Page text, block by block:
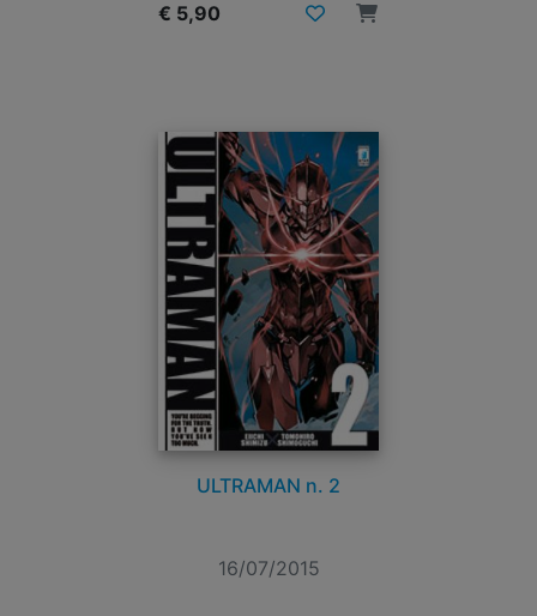
€ 5,90
ULTRAMAN n. 2
16/07/2015